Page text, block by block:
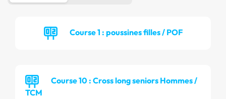
Course 1 : poussines filles / POF
Course 10 : Cross long seniors Hommes /
TCM